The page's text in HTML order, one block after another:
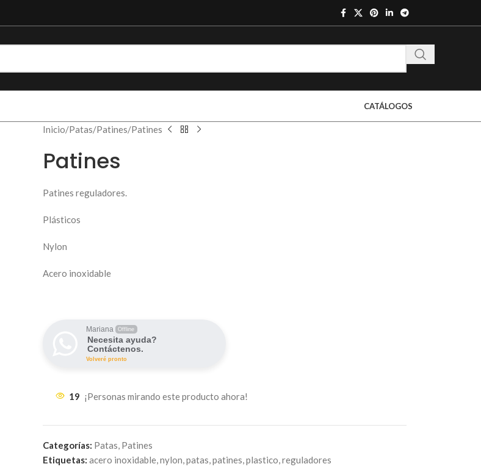
CATÁLOGOS
Inicio Patas Patines Patines
Patines
Patines reguladores.
Plásticos
Nylon
Acero inoxidable
Mariana Offline
Necesita ayuda?
Contáctenos.
Volveré pronto
19 ¡Personas mirando este producto ahora!
Categorías: Patas, Patines
Etiquetas: acero inoxidable,nylon,patas,patines,plastico,reguladores